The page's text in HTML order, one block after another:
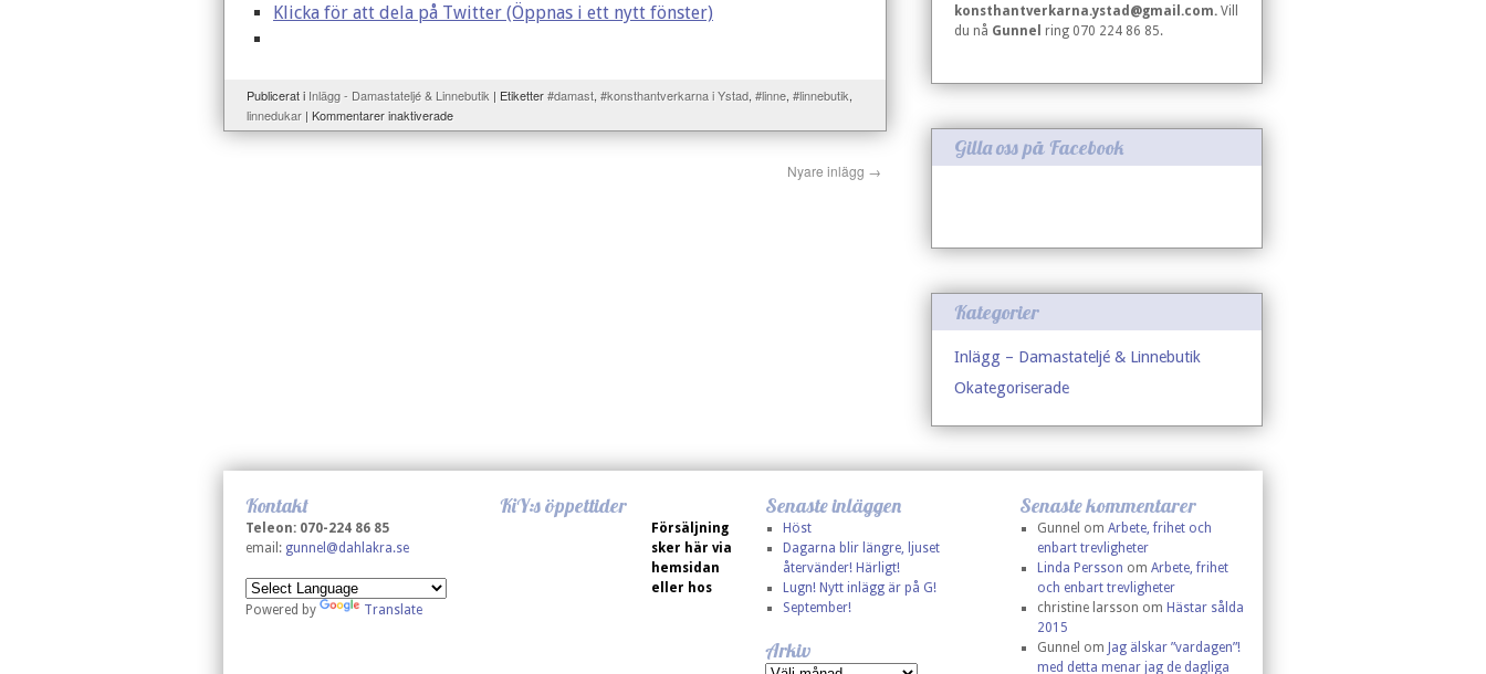
Klicka för att dela på Twitter (Öppnas i ett nytt fönster)
Publicerat i Inlägg - Damastateljé & Linnebutik | Etiketter#damast, #konsthantverkarna i Ystad, #linne, #linnebutik,
linnedukar | Kommentarer inaktiverade
Nyare inlägg →
konsthantverkarna.ystad@gmail.com. Vill
du nå Gunnel ring 070 224 86 85.
Gilla oss på Facebook
Kategorier
Inlägg – Damastateljé & Linnebutik
Okategoriserade
Kontakt
Teleon: 070-224 86 85
email: gunnel@dahlakra.se
Powered by Translate
KiY:s öppettider
Försäljning
sker här via
hemsidan
eller hos
Senaste inläggen
Höst
Dagarna blir längre, ljuset
återvänder! Härligt!
Lugn! Nytt inlägg är på G!
September!
Arkiv
Senaste kommentarer
Gunnel om Arbete, frihet och
enbart trevligheter
Linda Persson om Arbete, frihet
och enbart trevligheter
christine larsson om Hästar sålda
2015
Gunnel om Jag älskar ”vardagen”!
med detta menar jag de dagliga